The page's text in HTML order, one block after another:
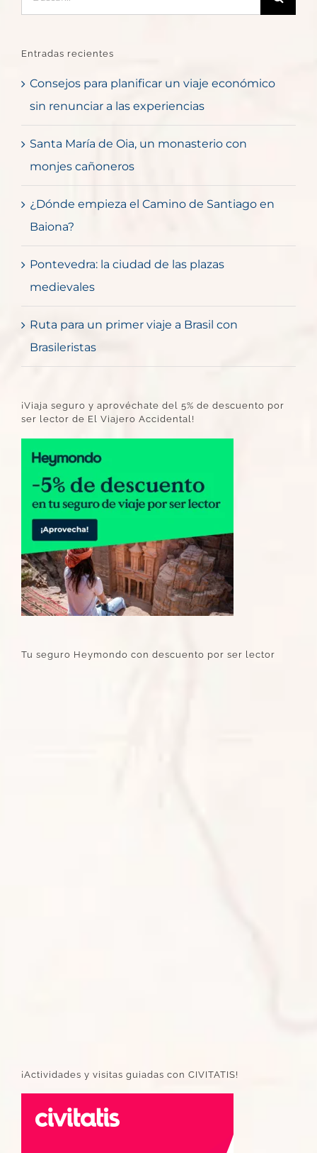
Entradas recientes
Consejos para planificar un viaje económico
sin renunciar a las experiencias
Santa María de Oia, un monasterio con
monjes cañoneros
¿Dónde empieza el Camino de Santiago en
Baiona?
Pontevedra: la ciudad de las plazas
medievales
Ruta para un primer viaje a Brasil con
Brasileristas
¡Viaja seguro y aprovéchate del 5% de descuento por
ser lector de El Viajero Accidental!
Tu seguro Heymondo con descuento por ser lector
¡Actividades y visitas guiadas con CIVITATIS!